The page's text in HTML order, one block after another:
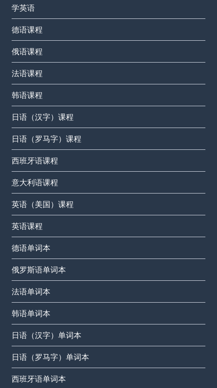
学英语
德语课程
俄语课程
法语课程
韩语课程
日语（汉字）课程
日语（罗马字）课程
西班牙语课程
意大利语课程
英语（美国）课程
英语课程
德语单词本
俄罗斯语单词本
法语单词本
韩语单词本
日语（汉字）单词本
日语（罗马字）单词本
西班牙语单词本